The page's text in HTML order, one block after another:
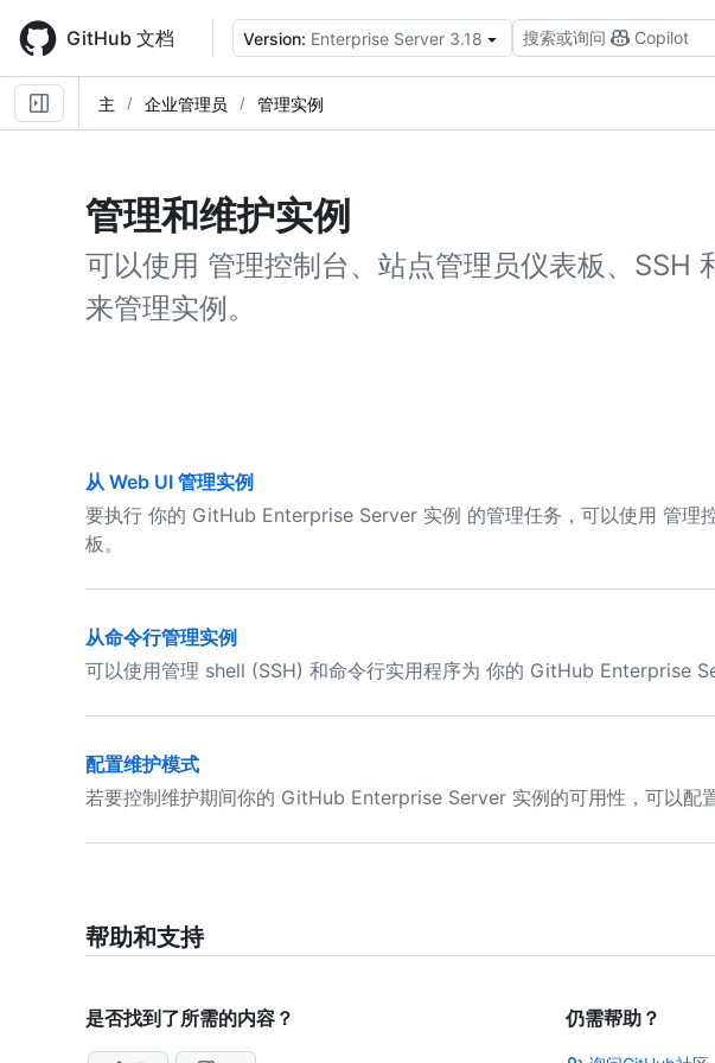
main
content
GitHub 文档 Version: Enterprise Server 3.18 搜索或询问 Copilot
主 企业管理员 管理实例
管理和维护实例
可以使用 管理控制台、站点管理员仪表板、SSH
来管理实例。
从 Web UI 管理实例
要执行 你的 GitHub Enterprise Server 实例 的管理任务，可以使用 管理
板。
从命令行管理实例
可以使用管理 shell (SSH) 和命令行实用程序为 你的 GitHub Enterprise
配置维护模式
若要控制维护期间你的 GitHub Enterprise Server 实例的可用性，可以配置
帮助和支持
是否找到了所需的内容？ 仍需帮助？